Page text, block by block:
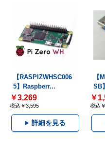
【RASPIZWHSC006
5】Raspberr...
￥3,269
税込￥3,595
詳細を見る
【
SB
￥
税込